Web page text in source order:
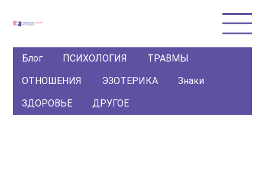
Блог ПСИХОЛОГИЯ
ТРАВМЫ
ОТНОШЕНИЯ
ЭЗОТЕРИКА
Знаки
ЗДОРОВЬЕ
ДРУГОЕ